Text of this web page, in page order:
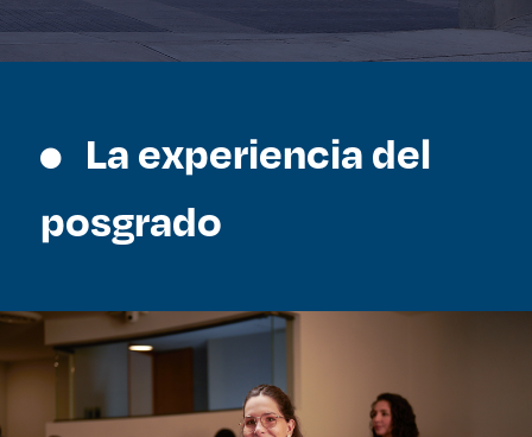
La experiencia del
posgrado